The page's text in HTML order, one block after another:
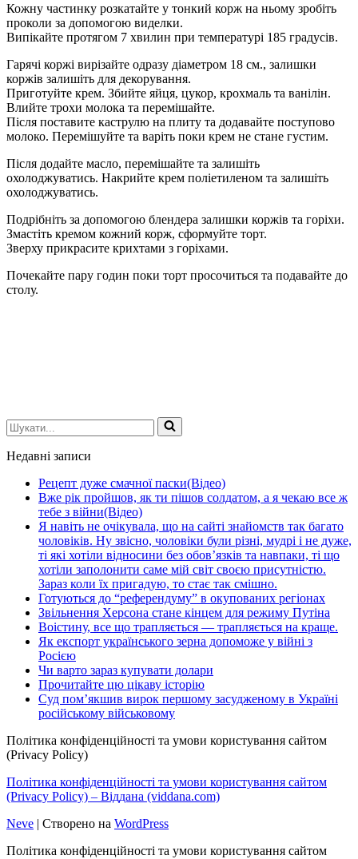
Кожну частинку розкатайте у тонкий корж на ньому зробіть
проколи за допомогою виделки.
Випікайте протягом 7 хвилин при температурі 185 градусів.
Гарячі коржі вирізайте одразу діаметром 18 см., залишки
коржів залишіть для декорування.
Приготуйте крем. Збийте яйця, цукор, крохмаль та ванілін.
Влийте трохи молока та перемішайте.
Після поставите каструлю на плиту та додавайте поступово
молоко. Перемішуйте та варіть поки крем не стане густим.
Після додайте масло, перемішайте та залишіть
охолоджуватись. Накрийте крем поліетиленом та залишіть
охолоджуватись.
Подрібніть за допомогою блендера залишки коржів та горіхи.
Змастіть кремом кожний корж, сформуйте торт.
Зверху прикрасите крихтами з горіхами.
Почекайте пару годин поки торт просочиться та подавайте до
столу.
Шукати...
Недавні записи
Рецепт дуже смачної паски(Відео)
Вже рік пройшов, як ти пішов солдатом, а я чекаю все ж
тебе з війни(Відео)
Я навіть не очікувала, що на сайті знайомств так багато
чоловіків. Ну звісно, чоловіки були різні, мудрі і не дуже,
ті які хотіли відносини без обов’язків та навпаки, ті що
хотіли заполонити саме мій світ своєю присутністю.
Зараз коли їх пригадую, то стає так смішно.
Готуються до “референдуму” в окупованих регіонах
Звільнення Херсона стане кінцем для режиму Путіна
Воістину, все що трапляється — трапляється на краще.
Як експорт українського зерна допоможе у війні з
Росією
Чи варто зараз купувати долари
Прочитайте цю цікаву історію
Суд пом’якшив вирок першому засудженому в Україні
російському військовому
Політика конфіденційності та умови користування сайтом
(Privacy Policy)
Політика конфіденційності та умови користування сайтом
(Privacy Policy) – Віддана (viddana.com)
Neve | Створено на WordPress
Політика конфіденційності та умови користування сайтом